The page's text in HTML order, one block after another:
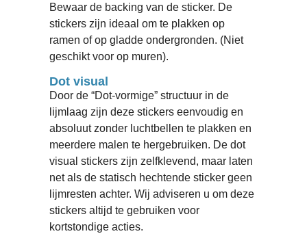
Bewaar de backing van de sticker. De
stickers zijn ideaal om te plakken op
ramen of op gladde ondergronden. (Niet
geschikt voor op muren).
Dot visual
Door de “Dot-vormige” structuur in de
lijmlaag zijn deze stickers eenvoudig en
absoluut zonder luchtbellen te plakken en
meerdere malen te hergebruiken. De dot
visual stickers zijn zelfklevend, maar laten
net als de statisch hechtende sticker geen
lijmresten achter. Wij adviseren u om deze
stickers altijd te gebruiken voor
kortstondige acties.